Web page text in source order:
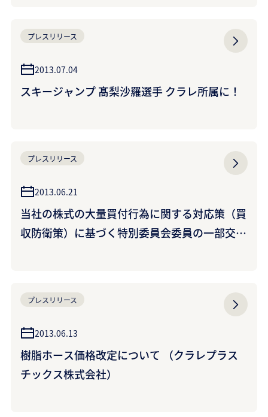
プレスリリース
2013.07.04
スキージャンプ 髙梨沙羅選手 クラレ所属に！
プレスリリース
2013.06.21
当社の株式の大量買付行為に関する対応策（買
収防衛策）に基づく特別委員会委員の一部交代
プレスリリース
2013.06.13
樹脂ホース価格改定について （クラレプラス
チックス株式会社）